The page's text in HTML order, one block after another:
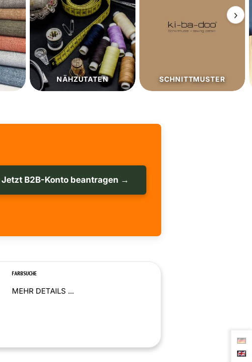
SCHNITTMUSTER SALE%
›
Jetzt B2B-Konto beantragen →
FARBSUCHE
MEHR DETAILS ...